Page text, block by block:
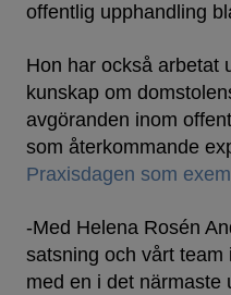
offentlig upphandling
Hon har också arbetat
kunskap om
avgöranden inom
som återkommande
Praxisdagen som
-Med Helena Rosén
satsning och vårt
med en i det närmaste